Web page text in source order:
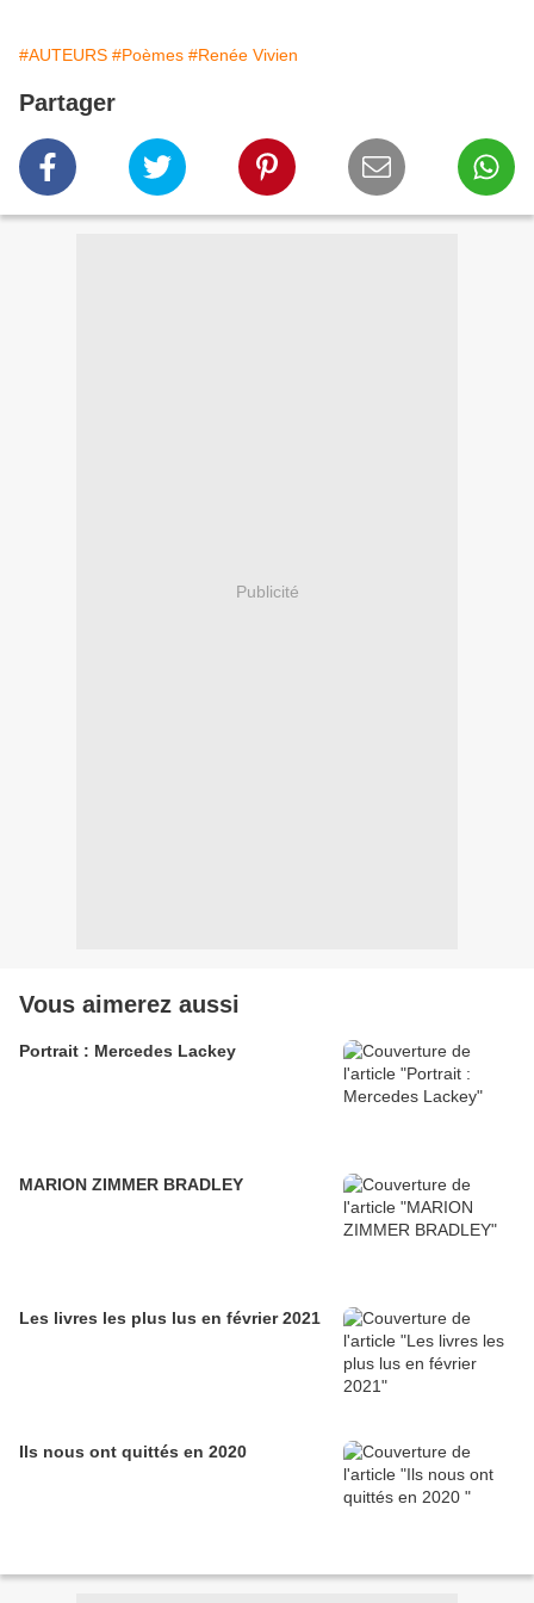
#AUTEURS #Poèmes #Renée Vivien
Partager
Publicité
Vous aimerez aussi
Portrait : Mercedes Lackey
MARION ZIMMER BRADLEY
Les livres les plus lus en février 2021
Ils nous ont quittés en 2020